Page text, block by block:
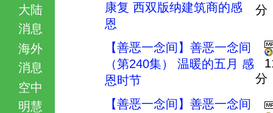
大陆
消息
海外
消息
空中
明慧
康复 西双版纳建筑商的感
恩
分
【善恶一念间】善恶一念间
（第240集） 温暖的五月 感
恩时节
分
【善恶一念间】善恶一念间